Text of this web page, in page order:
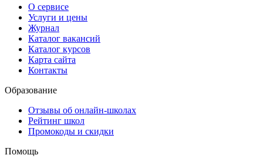
О сервисе
Услуги и цены
Журнал
Каталог вакансий
Каталог курсов
Карта сайта
Контакты
Образование
Отзывы об онлайн-школах
Рейтинг школ
Промокоды и скидки
Помощь